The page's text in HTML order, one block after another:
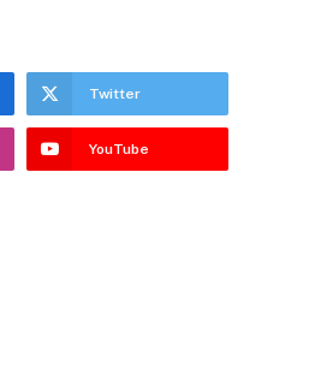
Twitter
YouTube